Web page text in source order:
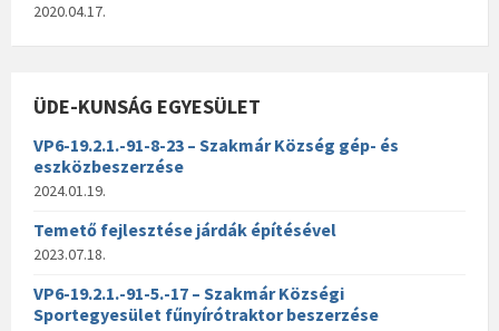
2020.04.17.
ÜDE-KUNSÁG EGYESÜLET
VP6-19.2.1.-91-8-23 – Szakmár Község gép- és
eszközbeszerzése
2024.01.19.
Temető fejlesztése járdák építésével
2023.07.18.
VP6-19.2.1.-91-5.-17 – Szakmár Községi
Sportegyesület fűnyírótraktor beszerzése